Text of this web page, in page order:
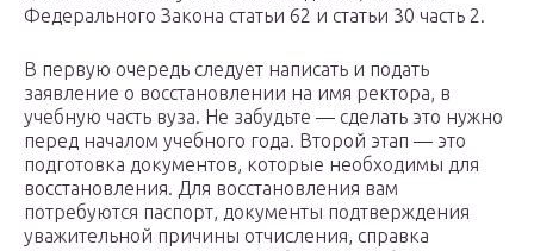
Федерального Закона статьи 62 и статьи 30 часть 2.
В первую очередь следует написать и подать
заявление о восстановлении на имя ректора, в
учебную часть вуза. Не забудьте — сделать это нужно
перед началом учебного года. Второй этап — это
подготовка документов, которые необходимы для
восстановления. Для восстановления вам
потребуются паспорт, документы подтверждения
уважительной причины отчисления, справка